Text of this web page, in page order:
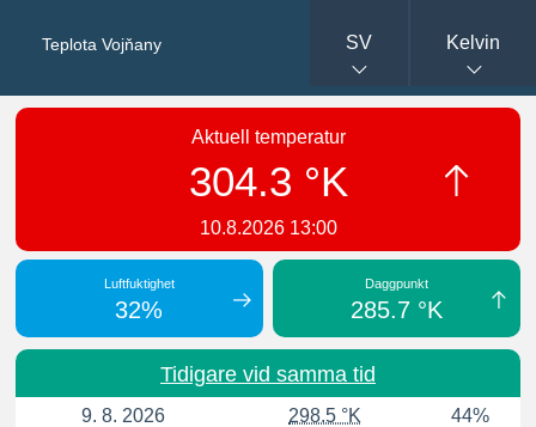
Teplota Vojňany SV Kelvin
Aktuell temperatur
304.3 °K
10.8.2026 13:00
Luftfuktighet
32%
Daggpunkt
285.7 °K
Tidigare vid samma tid
9. 8. 2026 298.5 °K
44%